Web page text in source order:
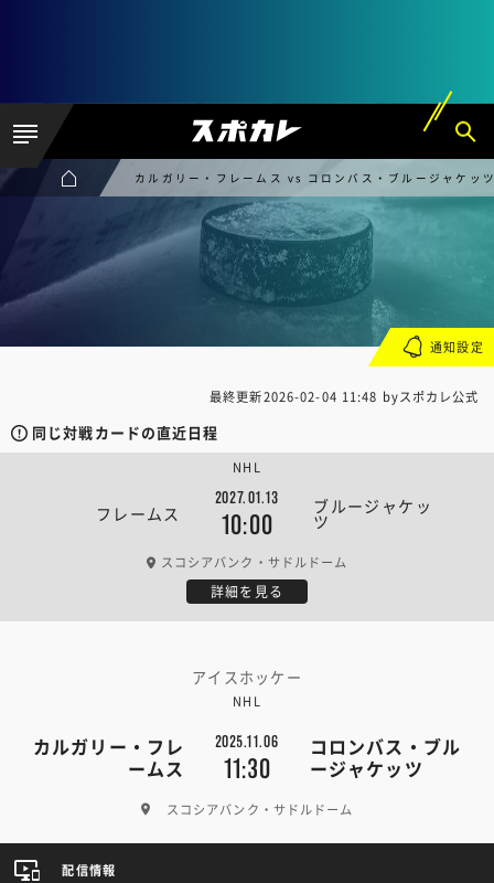
カルガリー・フレームス vs コロンバス・ブルージャケッ
最終更新2026-02-04 11:48 byスポカレ公式
同じ対戦カードの直近日程
フレームス
2027.01.13
10:00
ブルージャケッ
ツ
NHL
スコシアバンク・サドルドーム
詳細を見る
アイスホッケー
NHL
カルガリー・フレ
ームス
2025.11.06
11:30
コロンバス・ブル
ージャケッツ
スコシアバンク・サドルドーム
通知設定
配信情報